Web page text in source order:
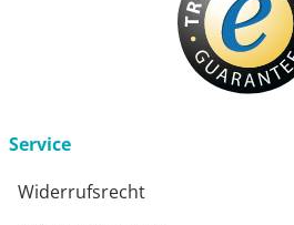
Service
Widerrufsrecht